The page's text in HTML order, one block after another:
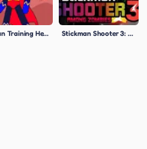
Stickman Training Hero Stickman Shooter 3: Among Monsters